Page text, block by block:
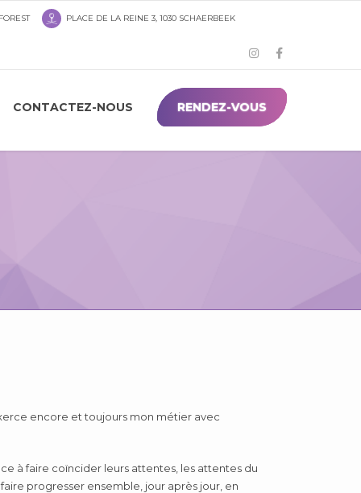
PLACE DE LA REINE 3, 1030 SCHAERBEEK
CONTACTEZ-NOUS RENDEZ-VOUS
encore et toujours mon métier avec
à faire coïncider leurs attentes, les attentes du
progresser ensemble, jour après jour, en